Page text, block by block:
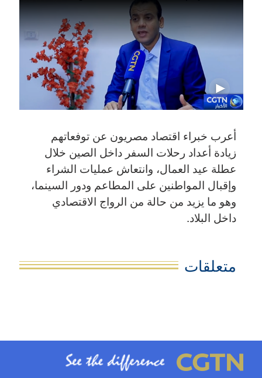
أعرب خبراء اقتصاد مصريون عن توفعاتهم
زيادة أعداد رحلات السفر داخل الصين خلال
عطلة عيد العمال، وانتعاش عمليات الشراء
وإقبال المواطنين على المطاعم ودور السينما،
وهو ما يزيد من حالة من الرواج الاقتصادي
داخل البلاد.
متعلقات